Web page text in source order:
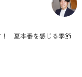
！ 夏本番を感じる季節